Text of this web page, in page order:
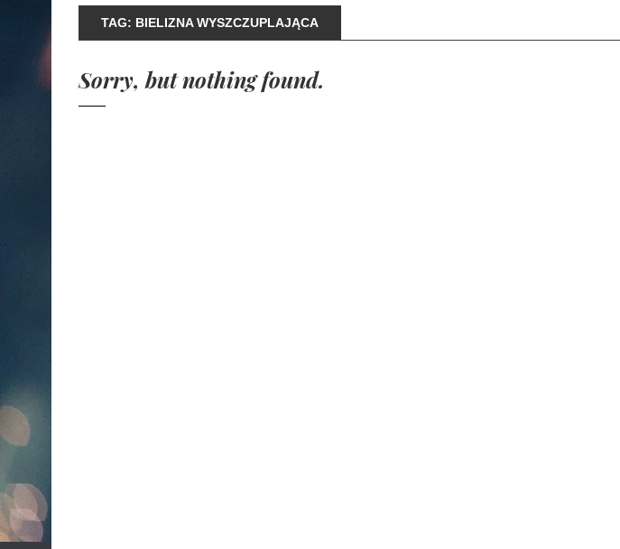
TAG: BIELIZNA WYSZCZUPLAJĄCA
Sorry, but nothing found.